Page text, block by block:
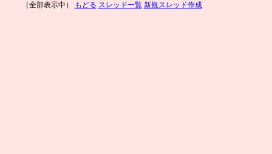
（全部表示中） もどる スレッド一覧 新規スレッド作成